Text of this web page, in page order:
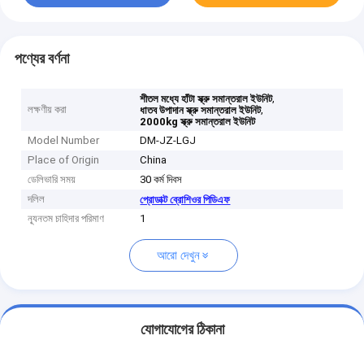
পণ্যের বর্ণনা
লক্ষণীয় করা
শীতল মধ্যে হাঁটা স্ক্রু সমান্তরাল ইউনিট,
ধাতব উপাদান স্ক্রু সমান্তরাল ইউনিট,
2000kg স্ক্রু সমান্তরাল ইউনিট
Model Number
DM-JZ-LGJ
Place of Origin
China
ডেলিভারি সময়
30 কর্ম দিবস
দলিল
প্রোডাক্ট ব্রোশিওর পিডিএফ
ন্যূনতম চাহিদার পরিমাণ
1
আরো দেখুন
যোগাযোগের ঠিকানা